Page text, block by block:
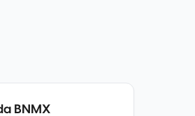
BNMX